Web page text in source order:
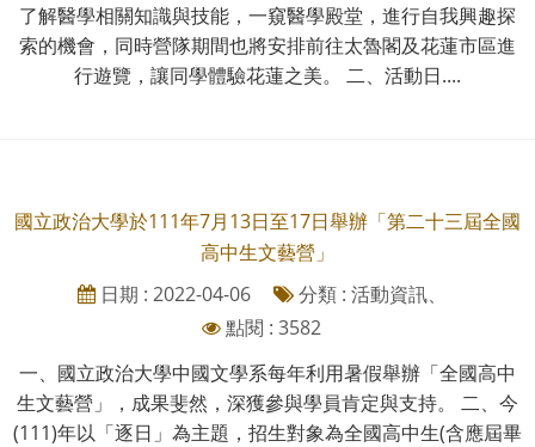
了解醫學相關知識與技能，一窺醫學殿堂，進行自我興趣探
索的機會，同時營隊期間也將安排前往太魯閣及花蓮市區進
行遊覽，讓同學體驗花蓮之美。 二、活動日....
國立政治大學於111年7月13日至17日舉辦「第二十三屆全國
高中生文藝營」
日期 : 2022-04-06
分類 : 活動資訊、
點閱 : 3582
一、國立政治大學中國文學系每年利用暑假舉辦「全國高中
生文藝營」，成果斐然，深獲參與學員肯定與支持。 二、今
(111)年以「逐日」為主題，招生對象為全國高中生(含應屆畢